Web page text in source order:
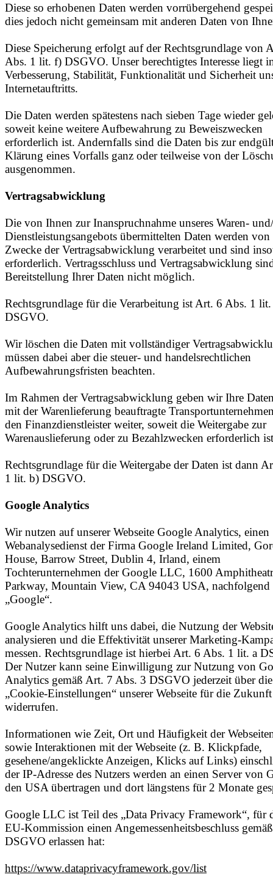
Diese so erhobenen Daten werden vorrübergehend
dies jedoch nicht gemeinsam mit anderen Daten von
Diese Speicherung erfolgt auf der Rechtsgrundlage von
Abs. 1 lit. f) DSGVO. Unser berechtigtes Interesse liegt
Verbesserung, Stabilität, Funktionalität und Sicherheit
Internetauftritts.
Die Daten werden spätestens nach sieben Tage wieder
soweit keine weitere Aufbewahrung zu Beweiszwecken
erforderlich ist. Andernfalls sind die Daten bis zur
Klärung eines Vorfalls ganz oder teilweise von der
ausgenommen.
Vertragsabwicklung
Die von Ihnen zur Inanspruchnahme unseres Waren-
Dienstleistungsangebots übermittelten Daten werden
Zwecke der Vertragsabwicklung verarbeitet und sind
erforderlich. Vertragsschluss und Vertragsabwicklung
Bereitstellung Ihrer Daten nicht möglich.
Rechtsgrundlage für die Verarbeitung ist Art. 6 Abs. 1
DSGVO.
Wir löschen die Daten mit vollständiger
müssen dabei aber die steuer- und handelsrechtlichen
Aufbewahrungsfristen beachten.
Im Rahmen der Vertragsabwicklung geben wir Ihre
mit der Warenlieferung beauftragte
den Finanzdienstleister weiter, soweit die Weitergabe zur
Warenauslieferung oder zu Bezahlzwecken erforderlich
Rechtsgrundlage für die Weitergabe der Daten ist dann
1 lit. b) DSGVO.
Google Analytics
Wir nutzen auf unserer Webseite Google Analytics, einen
Webanalysedienst der Firma Google Ireland Limited,
House, Barrow Street, Dublin 4, Irland, einem
Tochterunternehmen der Google LLC, 1600
Parkway, Mountain View, CA 94043 USA, nachfolgend
„Google“.
Google Analytics hilft uns dabei, die Nutzung der
analysieren und die Effektivität unserer Marketing-
messen. Rechtsgrundlage ist hierbei Art. 6 Abs. 1 lit. a
Der Nutzer kann seine Einwilligung zur Nutzung von
Analytics gemäß Art. 7 Abs. 3 DSGVO jederzeit über die
„Cookie-Einstellungen“ unserer Webseite für die Zukunft
widerrufen.
Informationen wie Zeit, Ort und Häufigkeit der
sowie Interaktionen mit der Webseite (z. B. Klickpfade,
gesehene/angeklickte Anzeigen, Klicks auf Links)
der IP-Adresse des Nutzers werden an einen Server von
den USA übertragen und dort längstens für 2 Monate
Google LLC ist Teil des „Data Privacy Framework“, für
EU-Kommission einen Angemessenheitsbeschluss
DSGVO erlassen hat:
https://www.dataprivacyframework.gov/list